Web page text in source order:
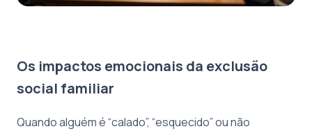
Os impactos emocionais da exclusão
social familiar
Quando alguém é “calado”, “esquecido” ou não